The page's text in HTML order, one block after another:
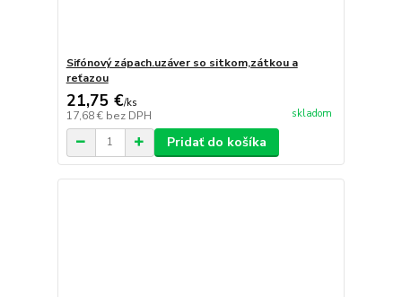
Sifónový zápach.uzáver so sitkom,zátkou a
reťazou
21,75 €/ks
17,68 € bez DPH skladom
Pridať do košíka